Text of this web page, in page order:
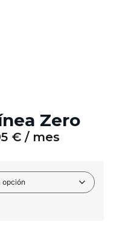
Zero
€ / mes